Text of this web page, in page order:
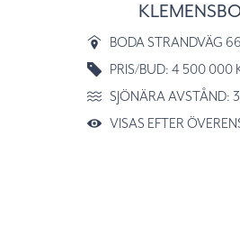
BODA STRANDVÄG 66
PRIS/BUD: 4 500 000
SJÖNÄRA AVSTÅND:
VISAS EFTER